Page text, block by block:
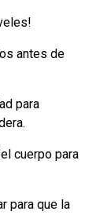
antes de
para
cuerpo para
para que la